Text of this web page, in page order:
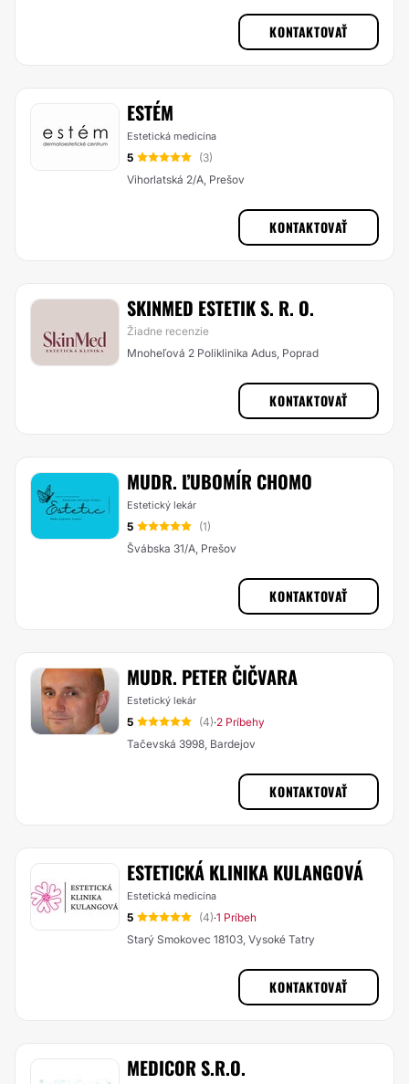
KONTAKTOVAŤ
ESTÉM
Estetická medicína
5
(3)
Vihorlatská 2/A, Prešov
KONTAKTOVAŤ
SKINMED ESTETIK S. R. O.
Žiadne recenzie
Mnoheľová 2 Poliklinika Adus, Poprad
KONTAKTOVAŤ
MUDR. ĽUBOMÍR CHOMO
Estetický lekár
5
(1)
Švábska 31/A, Prešov
KONTAKTOVAŤ
MUDR. PETER ČIČVARA
Estetický lekár
5 (4)·2 Príbehy
Tačevská 3998, Bardejov
KONTAKTOVAŤ
ESTETICKÁ KLINIKA KULANGOVÁ
Estetická medicína
5 (4)·1 Príbeh
Starý Smokovec 18103, Vysoké Tatry
KONTAKTOVAŤ
MEDICOR S.R.O.